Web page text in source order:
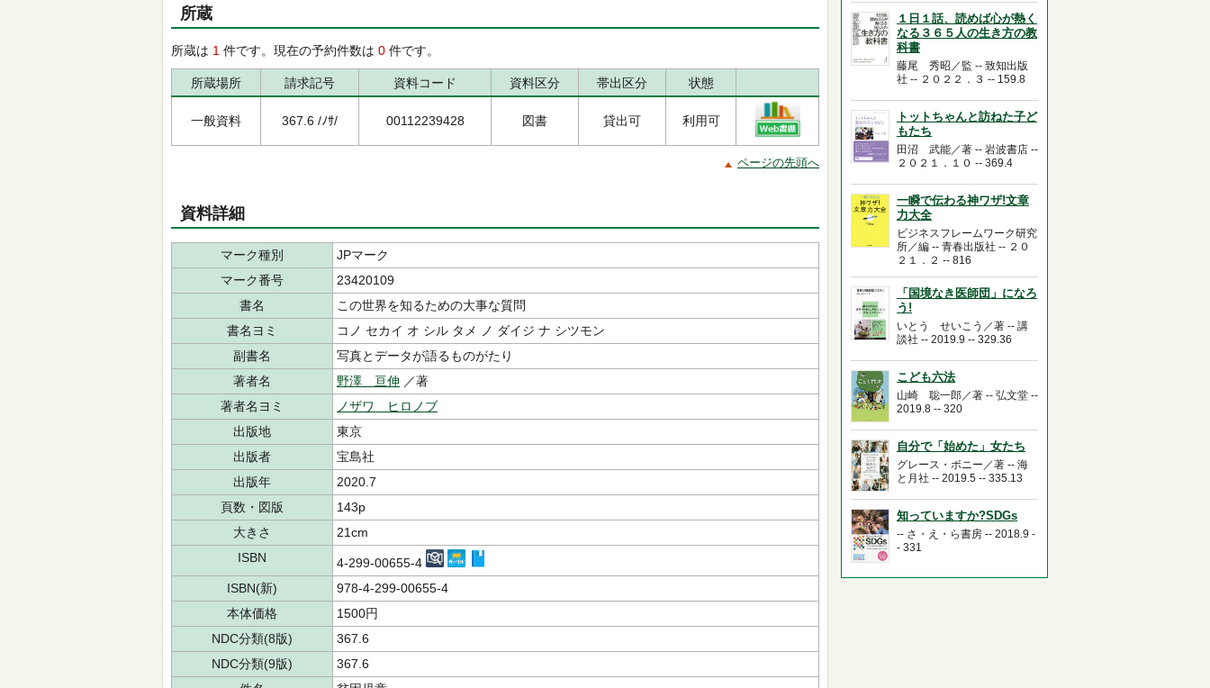
所蔵
所蔵は 1 件です。現在の予約件数は 0 件です。
所蔵場所 請求記号 資料コード 資料区分 帯出区分 状態
一般資料 367.6 /ﾉｻ/ 00112239428 図書 貸出可 利用可
ページの先頭へ
資料詳細
マーク種別
JPマーク
マーク番号
23420109
書名
この世界を知るための大事な質問
書名ヨミ
コノ セカイ オ シル タメ ノ ダイジ ナ シツモン
副書名
写真とデータが語るものがたり
著者名
野澤 亘伸 ／著
著者名ヨミ
ノザワ ヒロノブ
出版地
東京
出版者
宝島社
出版年
2020.7
頁数・図版
143p
大きさ
21cm
ISBN
4-299-00655-4
ISBN(新)
978-4-299-00655-4
本体価格
1500円
NDC分類(8版)
367.6
NDC分類(9版)
367.6
１日１話、読めば心が熱く
なる３６５人の生き方の教
科書
藤尾 秀昭／監 -- 致知出版
社 -- ２０２２．３ -- 159.8
トットちゃんと訪ねた子ど
もたち
田沼 武能／著 -- 岩波書店 --
２０２１．１０ -- 369.4
一瞬で伝わる神ワザ!文章
力大全
ビジネスフレームワーク研究
所／編 -- 青春出版社 -- ２０
２１．２ -- 816
「国境なき医師団」になろ
う!
いとう せいこう／著 -- 講
談社 -- 2019.9 -- 329.36
こども六法
山崎 聡一郎／著 -- 弘文堂 --
2019.8 -- 320
自分で「始めた」女たち
グレース・ボニー／著 -- 海
と月社 -- 2019.5 -- 335.13
知っていますか?SDGs
-- さ・え・ら書房 -- 2018.9 -
- 331